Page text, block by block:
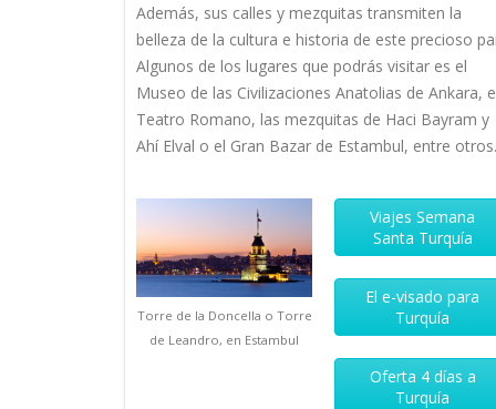
Además, sus calles y mezquitas transmiten la
belleza de la cultura e historia de este precioso
Algunos de los lugares que podrás visitar es el
Museo de las Civilizaciones Anatolias de Ankara,
Teatro Romano, las mezquitas de Haci Bayram y
Ahí Elval o el Gran Bazar de Estambul, entre otros.
Torre de la Doncella o Torre
de Leandro, en Estambul
Viajes Semana
Santa Turquía
El e-visado para
Turquía
Oferta 4 días a
Turquía